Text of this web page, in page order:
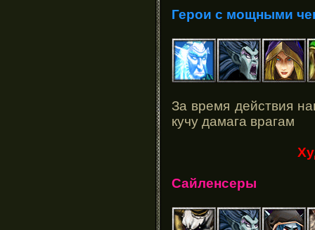
Герои с мощными
За время действия
кучу дамага врагам
Сайленсеры